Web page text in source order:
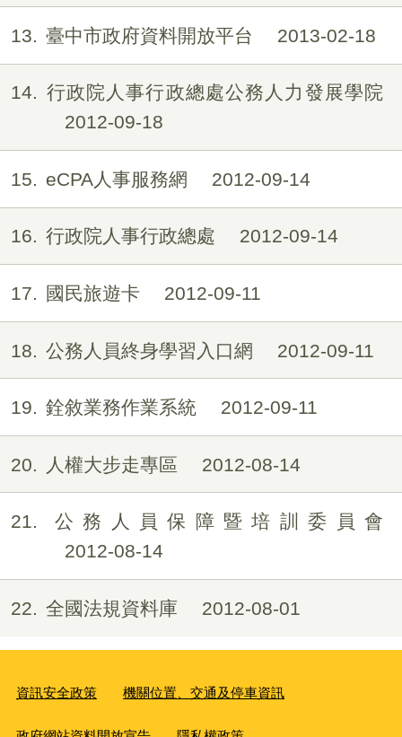
13 臺中市政府資料開放平台 2013-02-18
14
行政院人事行政總處公務人力發展學院
2012-09-18
15 eCPA人事服務網 2012-09-14
16 行政院人事行政總處 2012-09-14
17 國民旅遊卡 2012-09-11
18 公務人員終身學習入口網 2012-09-11
19 銓敘業務作業系統 2012-09-11
20 人權大步走專區 2012-08-14
21
公務人員保障暨培訓委員會
2012-08-14
22 全國法規資料庫 2012-08-01
資訊安全政策 機關位置、交通及停車資訊